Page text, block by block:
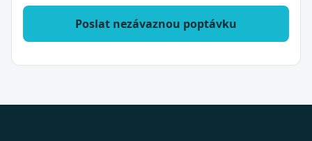
Poslat nezávaznou poptávku